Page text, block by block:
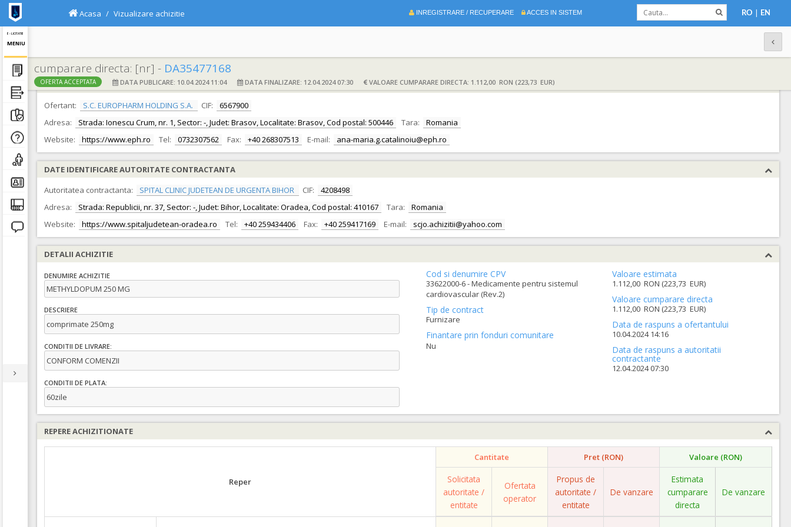
E - LICITATIE
MENIU
INREGISTRARE / RECUPERARE ACCES IN SISTEM RO | EN
Acasa Vizualizare achizitie
cumparare directa: [nr] - DA35477168
OFERTA ACCEPTATA DATA PUBLICARE: 10.04.2024 11:04 DATA FINALIZARE: 12.04.2024 07:30 VALOARE CUMPARARE DIRECTA: 1.112,00 RON (223,73 EUR)
DATE IDENTIFICARE OFERTANT
Ofertant:
S.C. EUROPHARM HOLDING S.A. CIF:
6567900
Adresa:
Strada: Ionescu Crum, nr. 1, Sector: -, Judet: Brasov, Localitate: Brasov, Cod postal: 500446 Tara:
Romania
Website:
https://www.eph.ro Tel: 0732307562 Fax: +40 268307513 E-mail: ana-maria.g.catalinoiu@eph.ro
DATE IDENTIFICARE AUTORITATE CONTRACTANTA
Autoritatea contractanta:
SPITAL CLINIC JUDETEAN DE URGENTA BIHOR CIF:
4208498
Adresa:
Strada: Republicii, nr. 37, Sector: -, Judet: Bihor, Localitate: Oradea, Cod postal: 410167 Tara:
Romania
Website:
https://www.spitaljudetean-oradea.ro Tel: +40 259434406 Fax: +40 259417169 E-mail: scjo.achizitii@yahoo.com
DETALII ACHIZITIE
DENUMIRE ACHIZITIE
METHYLDOPUM 250 MG
DESCRIERE
comprimate 250mg
CONDITII DE LIVRARE:
CONFORM COMENZII
CONDITII DE PLATA:
60zile
Cod si denumire CPV
33622000-6 - Medicamente pentru sistemul
cardiovascular (Rev.2)
Tip de contract
Furnizare
Finantare prin fonduri comunitare
Nu
Valoare estimata
1.112,00 RON (223,73 EUR)
Valoare cumparare directa
1.112,00 RON (223,73 EUR)
Data de raspuns a ofertantului
10.04.2024 14:16
Data de raspuns a autoritatii
contractante
12.04.2024 07:30
REPERE ACHIZITIONATE
Reper
Cantitate Pret (RON) Valoare (RON)
Solicitata
autoritate /
entitate
Ofertata
operator
Propus de
autoritate /
entitate
De vanzare
Estimata
cumparare
directa
De vanzare